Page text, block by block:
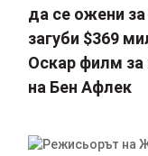
да се ожени
загуби $369
Оскар филм за
на Бен Афлек